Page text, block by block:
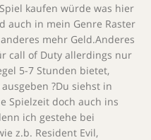
kaufen würde was hier
auch in mein Genre Raster
mehr Geld.Anderes
call of Duty allerdings nur
5-7 Stunden bietet,
?Du siehst in
Spielzeit doch auch ins
ich gestehe bei
z.b. Resident Evil,